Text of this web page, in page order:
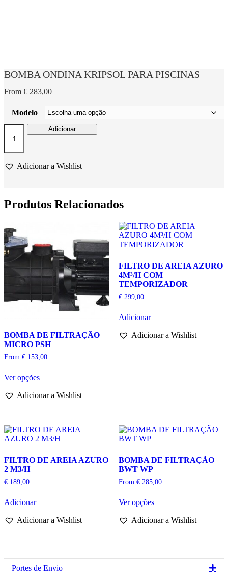
BOMBA ONDINA KRIPSOL PARA PISCINAS
From € 283,00
Modelo
Quantidade
ONDINA
KRIPSOL
Adicionar
Adicionar a Wishlist
Produtos Relacionados
BOMBA DE FILTRAÇÃO
MICRO PSH
From € 153,00
Ver opçõesproduct
multiple
may
be
on
Adicionar a Wishlist
FILTRO DE AREIA AZURO
4M³/H COM
TEMPORIZADOR
€299,00
Adicionar
Adicionar a Wishlist
FILTRO DE AREIA AZURO
2 M3/H
€ 189,00
Adicionar
Adicionar a Wishlist
BOMBA DE FILTRAÇÃO
BWT WP
From €285,00
Ver opçõesproduct
multiple
may
chosen
Adicionar a Wishlist
Portes de Envio